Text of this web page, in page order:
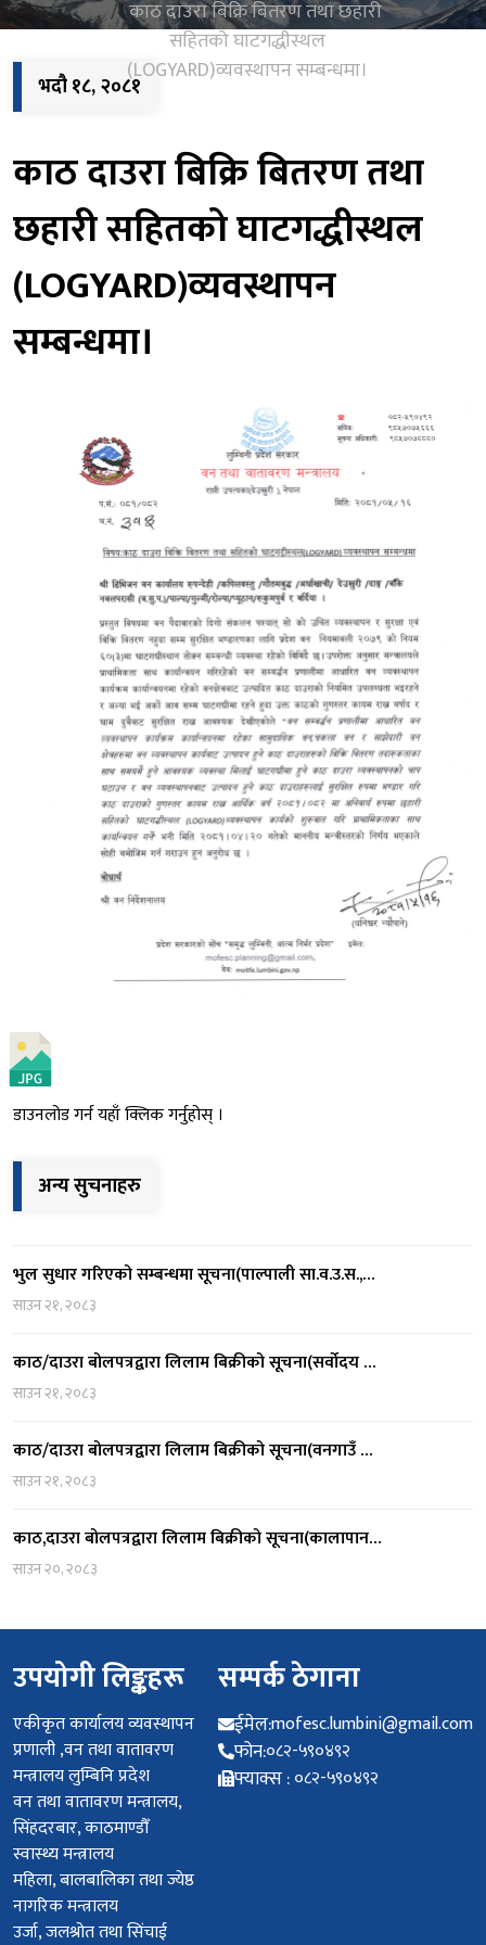
काठ दाउरा बिक्रि बितरण तथा छहारी
सहितको घाटगद्धीस्थल
(LOGYARD)व्यवस्थापन सम्बन्धमा।
भदौ १८, २०८१
काठ दाउरा बिक्रि बितरण तथा
छहारी सहितको घाटगद्धीस्थल
(LOGYARD)व्यवस्थापन
सम्बन्धमा।
डाउनलोड गर्न यहाँ क्लिक गर्नुहोस् ।
अन्य सुचनाहरु
भुल सुधार गरिएको सम्बन्धमा सूचना(पाल्पाली सा.व.उ.स.,…
साउन २१, २०८३
काठ/दाउरा बोलपत्रद्वारा लिलाम बिक्रीको सूचना(सर्वोदय …
साउन २१, २०८३
काठ/दाउरा बोलपत्रद्वारा लिलाम बिक्रीको सूचना(वनगाउँ …
साउन २१, २०८३
काठ,दाउरा बोलपत्रद्वारा लिलाम बिक्रीको सूचना(कालापान…
साउन २०, २०८३
उपयोगी लिङ्कहरू
एकीकृत कार्यालय व्यवस्थापन
प्रणाली ,वन तथा वातावरण
मन्त्रालय लुम्बिनि प्रदेश
वन तथा वातावरण मन्त्रालय,
सिंहदरबार, काठमाण्डौँ
स्वास्थ्य मन्त्रालय
महिला, बालबालिका तथा ज्येष्ठ
नागरिक मन्त्रालय
उर्जा, जलश्रोत तथा सिंचाई
सम्पर्क ठेगाना
ईमेल:mofesc.lumbini@gmail.com
फोन:०८२-५९०४९२
फ्याक्स :०८२-५९०४९२